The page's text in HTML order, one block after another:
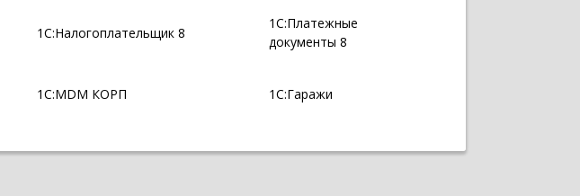
1С:Налогоплательщик 8
1С:Платежные
документы 8
1С:MDM КОРП 1С:Гаражи